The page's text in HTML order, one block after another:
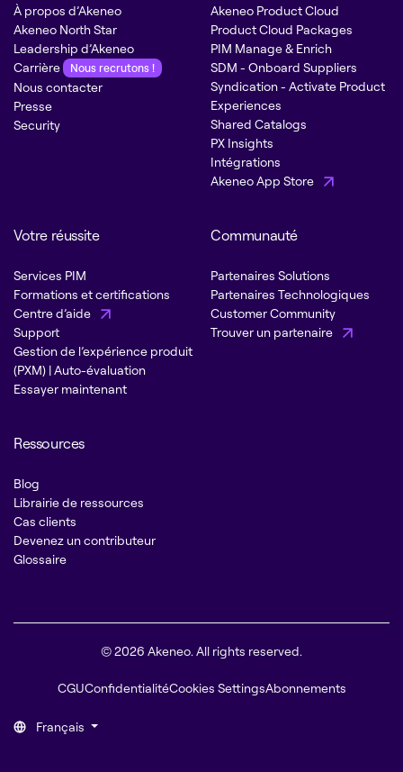
À propos d’Akeneo
Akeneo North Star
Leadership d’Akeneo
Carrière
Nous recrutons !
Nous contacter
Presse
Security
Akeneo Product Cloud
Product Cloud Packages
PIM Manage & Enrich
SDM - Onboard Suppliers
Syndication - Activate Product
Experiences
Shared Catalogs
PX Insights
Intégrations
Akeneo App Store
Votre réussite
Services PIM
Formations et certifications
Centre d’aide
Support
Gestion de l’expérience produit
(PXM) | Auto-évaluation
Essayer maintenant
Communauté
Partenaires Solutions
Partenaires Technologiques
Customer Community
Trouver un partenaire
Ressources
Blog
Librairie de ressources
Cas clients
Devenez un contributeur
Glossaire
© 2026 Akeneo. All rights reserved.
CGUConfidentialitéCookies SettingsAbonnements
Français